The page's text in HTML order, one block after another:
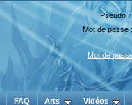
Pseudo :
Mot de passe
Mot de
FAQ Arts Vidéos